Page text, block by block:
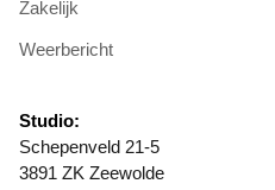
Zakelijk
Weerbericht
Studio:
Schepenveld 21-5
3891 ZK Zeewolde